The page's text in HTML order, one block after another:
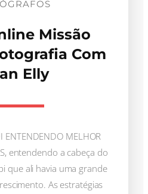
Missão
Com
Elly
ENTENDENDO MELHOR
entendendo a cabeça do
que ali havia uma grande
As estratégias